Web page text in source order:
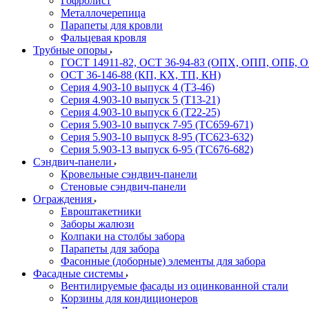
Металлочерепица
Парапеты для кровли
Фальцевая кровля
Трубные опоры
ГОСТ 14911-82, ОСТ 36-94-83 (ОПХ, ОПП, ОПБ,
ОСТ 36-146-88 (КП, КХ, ТП, КН)
Серия 4.903-10 выпуск 4 (Т3-46)
Серия 4.903-10 выпуск 5 (Т13-21)
Серия 4.903-10 выпуск 6 (Т22-25)
Серия 5.903-10 выпуск 7-95 (ТС659-671)
Серия 5.903-10 выпуск 8-95 (ТС623-632)
Серия 5.903-13 выпуск 6-95 (ТС676-682)
Сэндвич-панели
Кровельные сэндвич-панели
Стеновые сэндвич-панели
Ограждения
Евроштакетники
Заборы жалюзи
Колпаки на столбы забора
Парапеты для забора
Фасонные (доборные) элементы для забора
Фасадные системы
Вентилируемые фасады из оцинкованной стали
Корзины для кондиционеров